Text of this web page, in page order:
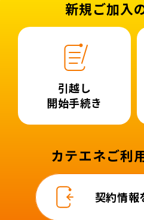
新規ご加入
引越し
開始手続き
カテエネご利
契約情報